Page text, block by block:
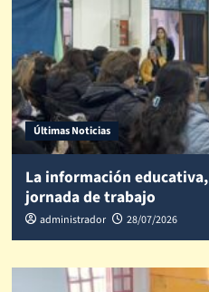
Últimas Noticias
La información
jornada de trabajo
administrador 28/07/2026